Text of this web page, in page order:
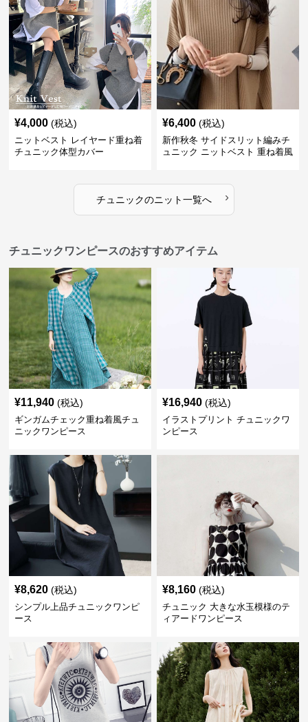
¥4,000 (税込)
ニットベスト レイヤード重ね着
チュニック体型カバー
¥6,400 (税込)
新作秋冬 サイドスリット編みチ
ュニック ニットベスト 重ね着風
チュニックのニット一覧へ ›
チュニックワンピースのおすすめアイテム
¥11,940 (税込)
ギンガムチェック重ね着風チュ
ニックワンピース
¥16,940 (税込)
イラストプリント チュニックワ
ンピース
¥8,620 (税込)
シンプル上品チュニックワンピ
ース
¥8,160 (税込)
チュニック 大きな水玉模様のテ
ィアードワンピース